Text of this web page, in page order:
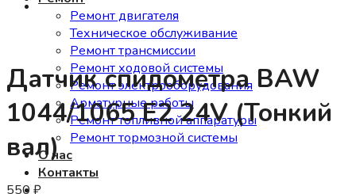
Ремонт двигателя
Техническое обслуживание
Ремонт трансмиссии
Ремонт ходовой системы
Ремонт электрооборудования
Арматурные работы
Ремонт топливной аппаратуры
Ремонт тормозной системы
О нас
Контакты
Датчик спидометра BAW
1044/1065 Е2 24V (Тонкий
вал)
550 ₽